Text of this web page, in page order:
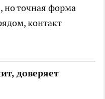
но точная форма
контакт
доверяет